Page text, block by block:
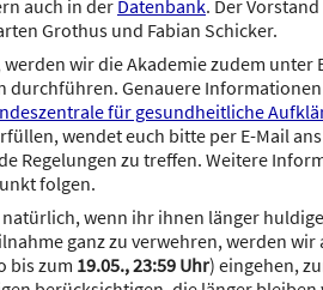
auch in der Datenbank. Der
Grothus und Fabian Schicker.
wir die Akademie zudem unter
durchführen. Genauere
für gesundheitliche
wendet euch bitte per E-Mail
Regelungen zu treffen. Weitere
folgen.
wenn ihr ihnen länger
ganz zu verwehren, werden
bis zum 19.05., 23:59 Uhr) eingehen,